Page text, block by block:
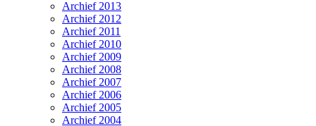
Archief 2013
Archief 2012
Archief 2011
Archief 2010
Archief 2009
Archief 2008
Archief 2007
Archief 2006
Archief 2005
Archief 2004